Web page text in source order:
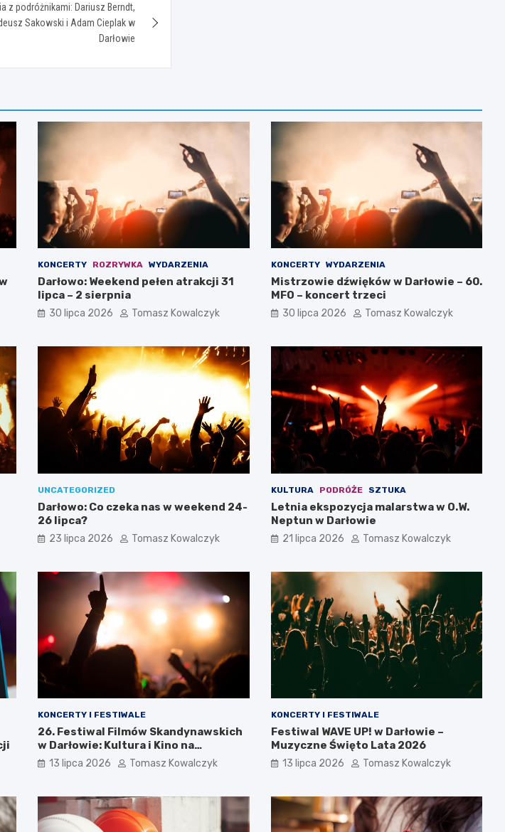
z podróżnikami: Dariusz Berndt,
Sakowski i Adam Cieplak w
Darłowie
KONCERTY ROZRYWKA WYDARZENIA
Darłowo: Weekend pełen atrakcji 31
lipca – 2 sierpnia
30 lipca 2026 Tomasz Kowalczyk
KONCERTY WYDARZENIA
Mistrzowie dźwięków w Darłowie – 60.
MFO – koncert trzeci
30 lipca 2026 Tomasz Kowalczyk
UNCATEGORIZED
Darłowo: Co czeka nas w weekend 24-
26 lipca?
23 lipca 2026 Tomasz Kowalczyk
KULTURA PODRÓŻE SZTUKA
Letnia ekspozycja malarstwa w O.W.
Neptun w Darłowie
21 lipca 2026 Tomasz Kowalczyk
KONCERTY I FESTIWALE
26. Festiwal Filmów Skandynawskich
w Darłowie: Kultura i Kino na
Wyciągnięcie Ręki
13 lipca 2026 Tomasz Kowalczyk
KONCERTY I FESTIWALE
Festiwal WAVE UP! w Darłowie –
Muzyczne Święto Lata 2026
13 lipca 2026 Tomasz Kowalczyk